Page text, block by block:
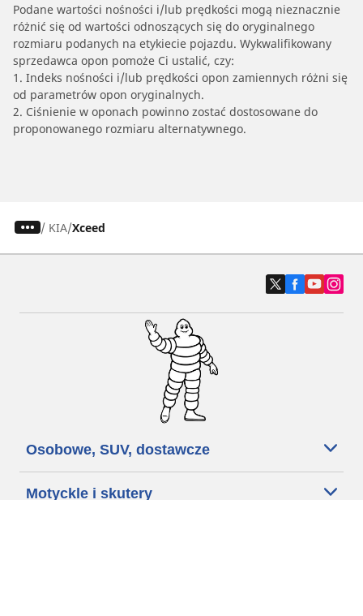
Podane wartości nośności i/lub prędkości mogą nieznacznie
różnić się od wartości odnoszących się do oryginalnego
rozmiaru podanych na etykiecie pojazdu. Wykwalifikowany
sprzedawca opon pomoże Ci ustalić, czy:
1. Indeks nośności i/lub prędkości opon zamiennych różni się
od parametrów opon oryginalnych.
2. Ciśnienie w oponach powinno zostać dostosowane do
proponowanego rozmiaru alternatywnego.
/ KIA Xceed
Osobowe, SUV, dostawcze
Motyckle i skutery